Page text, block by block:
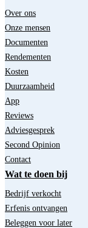
Over ons
Onze mensen
Documenten
Rendementen
Kosten
Duurzaamheid
App
Reviews
Adviesgesprek
Second Opinion
Contact
Wat te doen bij
Bedrijf verkocht
Erfenis ontvangen
Beleggen voor later